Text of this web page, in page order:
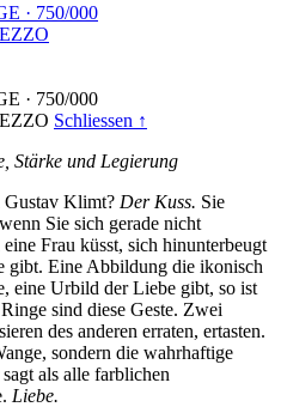
· 750/000
· 750/000
Schliessen ↑
Stärke und Legierung
Gustav Klimt? Der Kuss. Sie
Sie sich gerade nicht
Frau küsst, sich hinunterbeugt
gibt. Eine Abbildung die ikonisch
eine Urbild der Liebe gibt, so ist
sind diese Geste. Zwei
des anderen erraten, ertasten.
sondern die wahrhaftige
als alle farblichen
Liebe.